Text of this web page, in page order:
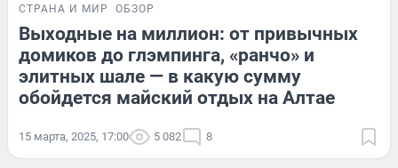
СТРАНА И МИР ОБЗОР
Выходные на миллион: от привычных
домиков до глэмпинга, «ранчо» и
элитных шале — в какую сумму
обойдется майский отдых на Алтае
15 марта, 2025, 17:00 5 082 8